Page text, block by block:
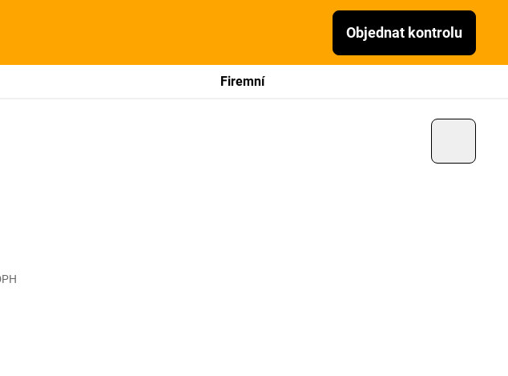
Objednat kontrolu
Firemní